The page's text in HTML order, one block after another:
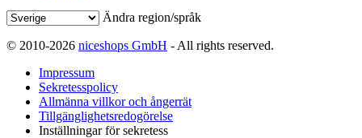
Ändra region/språk
© 2010-2026 niceshops GmbH - All rights reserved.
Impressum
Sekretesspolicy
Allmänna villkor och ångerrät
Tillgänglighetsredogörelse
Inställningar för sekretess